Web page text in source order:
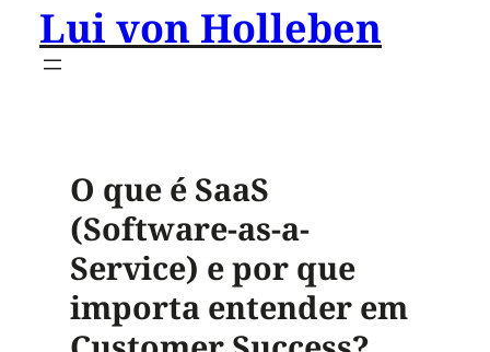
Lui von Holleben
O que é SaaS
(Software-as-a-
Service) e por que
importa entender em